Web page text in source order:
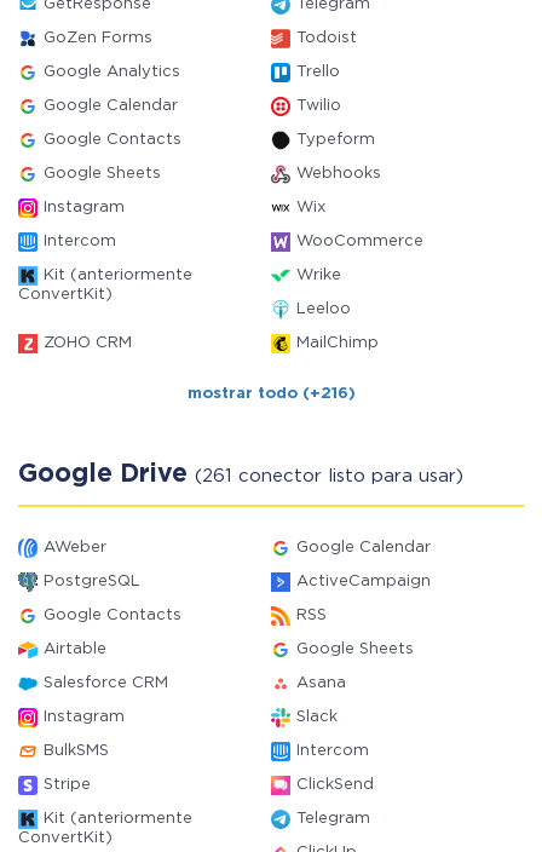
GetResponse Telegram
GoZen Forms Todoist
Google Analytics Trello
Google Calendar Twilio
Google Contacts Typeform
Google Sheets Webhooks
Instagram Wix
Intercom WooCommerce
Kit (anteriormente
ConvertKit)
Wrike
Leeloo
ZOHO CRM MailChimp
mostrar todo (+216)
Google Drive (261 conector listo para usar)
AWeber Google Calendar
PostgreSQL ActiveCampaign
Google Contacts RSS
Airtable Google Sheets
Salesforce CRM Asana
Instagram Slack
BulkSMS Intercom
Stripe ClickSend
Kit (anteriormente
ConvertKit)
Telegram